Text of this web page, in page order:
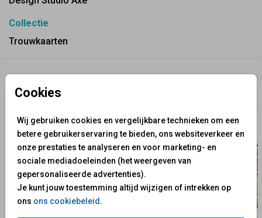
Cookies
Wij gebruiken cookies en vergelijkbare technieken om een
betere gebruikerservaring te bieden, ons websiteverkeer en
onze prestaties te analyseren en voor marketing- en
sociale mediadoeleinden (het weergeven van
gepersonaliseerde advertenties).
Je kunt jouw toestemming altijd wijzigen of intrekken op
ons ons cookiebeleid .
Collectie
Trouwkaarten